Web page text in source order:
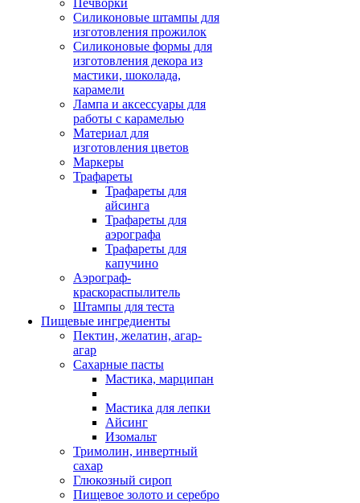
Силиконовые штампы для
изготовления прожилок
Силиконовые формы для
изготовления декора из
мастики, шоколада,
карамели
Лампа и аксессуары для
работы с карамелью
Материал для
изготовления цветов
Маркеры
Трафареты
Трафареты для
айсинга
Трафареты для
аэрографа
Трафареты для
капучино
Аэрограф-
краскораспылитель
Штампы для теста
Пищевые ингредиенты
Пектин, желатин, агар-
агар
Сахарные пасты
Мастика, марципан
Мастика для лепки
Айсинг
Изомальт
Тримолин, инвертный
сахар
Глюкозный сироп
Пищевое золото и серебро